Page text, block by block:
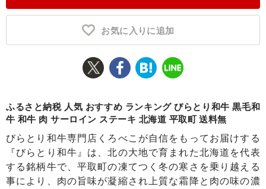
お気に入りに追加
ふるさと納税 人気 おすすめ ランキング びらとり和牛 黒毛和
牛 和牛 肉 サーロイン ステーキ 北海道 平取町 送料無
びらとり和牛専門店くろべこが自信をもってお届けする
『びらとり和牛』は、北の大地で育まれた北海道を代表
する銘柄牛で、平取町の凍てつく冬の寒さを乗り越える
事により、肉の旨味が凝縮され上質な霜降と肉の味の濃